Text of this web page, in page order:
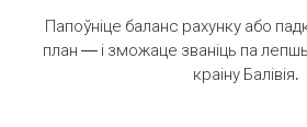
Папоўніце баланс рахунку або
план — і зможаце званіць па
краіну Балівія.